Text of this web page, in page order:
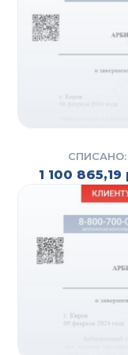
иск на
необходимые
могут
практике
дней) либо сам
больше времени
После того, как
оплачены
составляется
Следующий
заявления на
рассматривает,
проверяет
документов и
СПИСАНО:
1 100 865,19